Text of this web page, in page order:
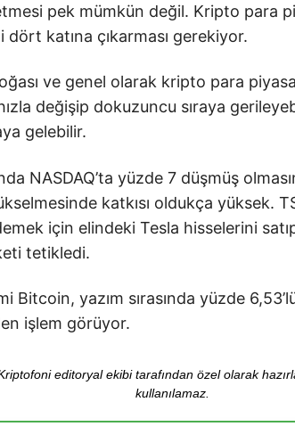
pek mümkün değil. Kripto para
katına çıkarması gerekiyor.
ve genel olarak kripto para
değişip dokuzuncu sıraya
gelebilir.
NASDAQ’ta yüzde 7 düşmüş
katkısı oldukça yüksek.
için elindeki Tesla hisselerini
tetikledi.
Bitcoin, yazım sırasında yüzde
işlem görüyor.
editoryal ekibi tarafından özel olarak
kullanılamaz.